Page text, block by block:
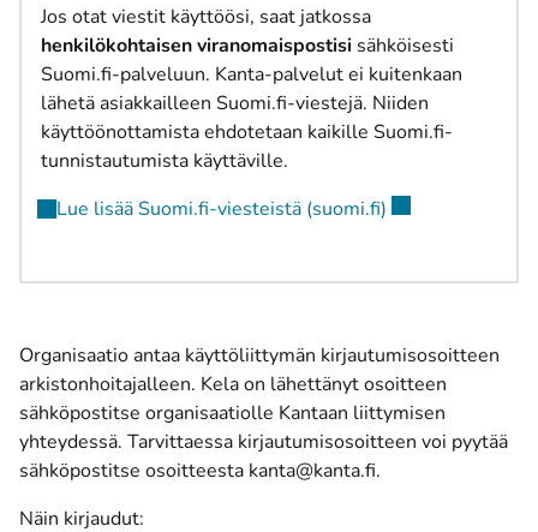
Jos otat viestit käyttöösi, saat jatkossa
henkilökohtaisen viranomaispostisi sähköisesti
Suomi.fi-palveluun. Kanta-palvelut ei kuitenkaan
lähetä asiakkailleen Suomi.fi-viestejä. Niiden
käyttöönottamista ehdotetaan kaikille Suomi.fi-
tunnistautumista käyttäville.
Lue lisää Suomi.fi-viesteistä (suomi.fi)
Organisaatio antaa käyttöliittymän kirjautumisosoitteen
arkistonhoitajalleen. Kela on lähettänyt osoitteen
sähköpostitse organisaatiolle Kantaan liittymisen
yhteydessä. Tarvittaessa kirjautumisosoitteen voi pyytää
sähköpostitse osoitteesta kanta@kanta.fi.
Näin kirjaudut: